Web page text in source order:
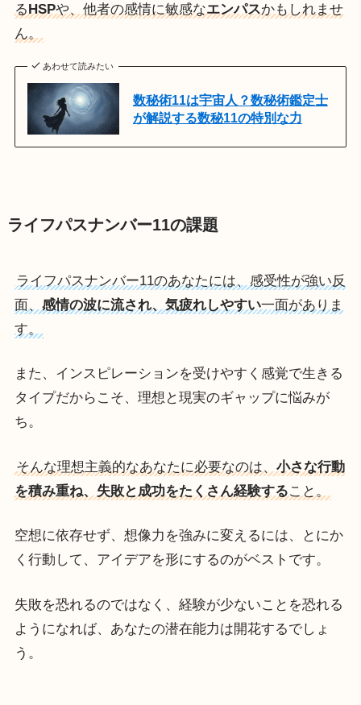
るHSPや、他者の感情に敏感なエンパスかもしれませ
ん。
あわせて読みたい
数秘術11は宇宙人？数秘術鑑定士
が解説する数秘11の特別な力
ライフパスナンバー11の課題
ライフパスナンバー11のあなたには、感受性が強い反
面、 感情の波に流され、気疲れしやすい一面がありま
す。
また、インスピレーションを受けやすく感覚で生きる
タイプだからこそ、理想と現実のギャップに悩みが
ち。
そんな理想主義的なあなたに必要なのは、 小さな行動
を積み重ね、失敗と成功をたくさん経験すること。
空想に依存せず、想像力を強みに変えるには、とにか
く行動して、アイデアを形にするのがベストです。
失敗を恐れるのではなく、経験が少ないことを恐れる
ようになれば、あなたの潜在能力は開花するでしょ
う。